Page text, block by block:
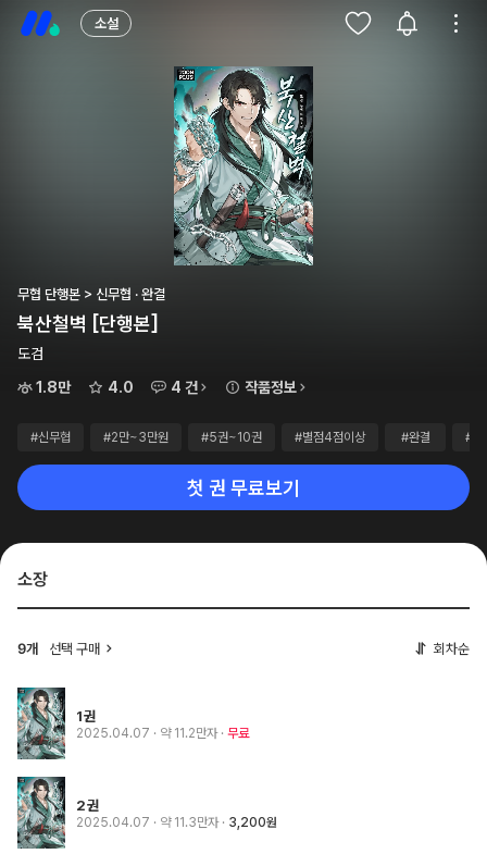
소설
무협 단행본 > 신무협 · 완결
북산철벽 [단행본]
도검
1.8만
4.0 4 건 작품정보
#신무협 #2만~3만원 #5권~10권 #별점4점이상 #완결 #단
첫 권 무료보기
소장
9개 선택 구매 회차순
1권
2025.04.07 · 약 11.2만자 무료
2권
2025.04.07 · 약 11.3만자 3,200원